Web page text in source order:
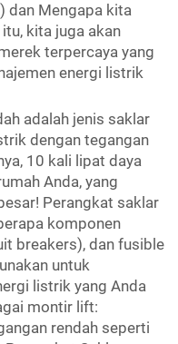
dan Mengapa kita
kita juga akan
terpercaya yang
energi listrik
adalah jenis saklar
dengan tegangan
10 kali lipat daya
Anda, yang
Perangkat saklar
komponen
breakers), dan fusible
untuk
listrik yang Anda
montir lift:
rendah seperti